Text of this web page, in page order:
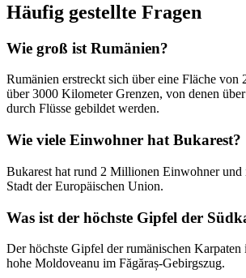
Häufig gestellte Fragen
Wie groß ist Rumänien?
Rumänien erstreckt sich über eine Fläche von
über 3000 Kilometer Grenzen, von denen
durch Flüsse gebildet werden.
Wie viele Einwohner hat Bukarest?
Bukarest hat rund 2 Millionen Einwohner und
Stadt der Europäischen Union.
Was ist der höchste Gipfel der
Der höchste Gipfel der rumänischen Karpaten
hohe Moldoveanu im Făgăraș-Gebirgszug.